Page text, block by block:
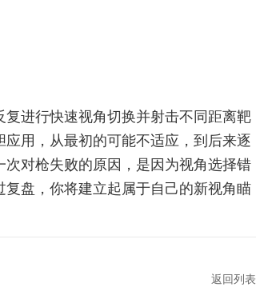
进行快速视角切换并射击不同距离靶
用，从最初的可能不适应，到后来逐
对枪失败的原因，是因为视角选择错
盘，你将建立起属于自己的新视角瞄
返回列表